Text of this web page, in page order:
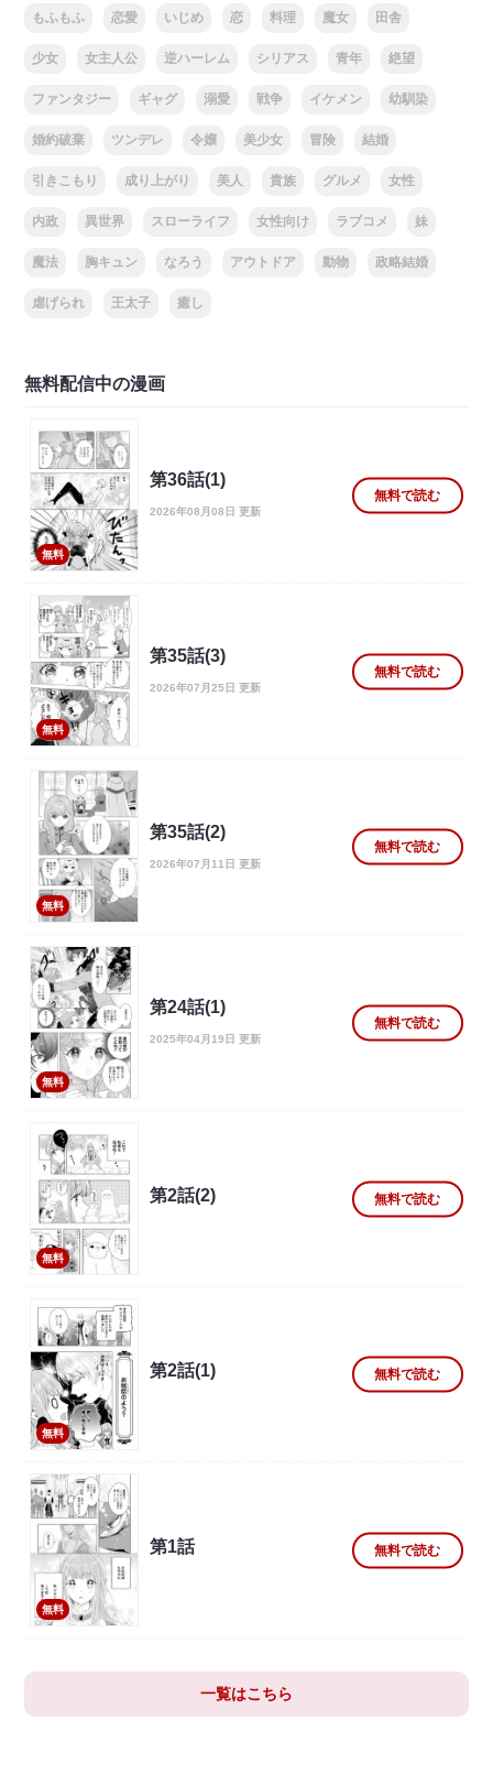
もふもふ 恋愛 いじめ 恋 料理 魔女 田舎
少女 女主人公 逆ハーレム シリアス 青年 絶望
ファンタジー ギャグ 溺愛 戦争 イケメン 幼馴染
婚約破棄 ツンデレ 令嬢 美少女 冒険 結婚
引きこもり 成り上がり 美人 貴族 グルメ 女性
内政 異世界 スローライフ 女性向け ラブコメ 妹
魔法 胸キュン なろう アウトドア 動物 政略結婚
虐げられ 王太子 癒し
無料配信中の漫画
無料
第36話(1)
2026年08月08日 更新
無料で読む
無料
第35話(3)
2026年07月25日 更新
無料で読む
無料
第35話(2)
2026年07月11日 更新
無料で読む
無料
第24話(1)
2025年04月19日 更新
無料で読む
無料
第2話(2) 無料で読む
無料
第2話(1) 無料で読む
無料
第1話 無料で読む
一覧はこちら